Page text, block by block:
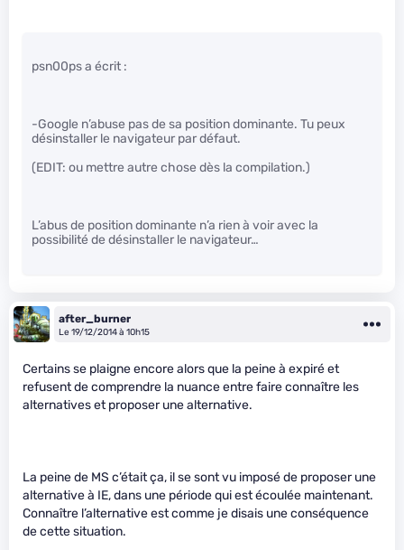
psn00ps a écrit :
-Google n’abuse pas de sa position dominante. Tu peux
désinstaller le navigateur par défaut.
(EDIT: ou mettre autre chose dès la compilation.)
L’abus de position dominante n’a rien à voir avec la
possibilité de désinstaller le navigateur…
after_burner
Le 19/12/2014 à 10h15
Certains se plaigne encore alors que la peine à expiré et
refusent de comprendre la nuance entre faire connaître les
alternatives et proposer une alternative.
La peine de MS c’était ça, il se sont vu imposé de proposer une
alternative à IE, dans une période qui est écoulée maintenant.
Connaître l’alternative est comme je disais une conséquence
de cette situation.